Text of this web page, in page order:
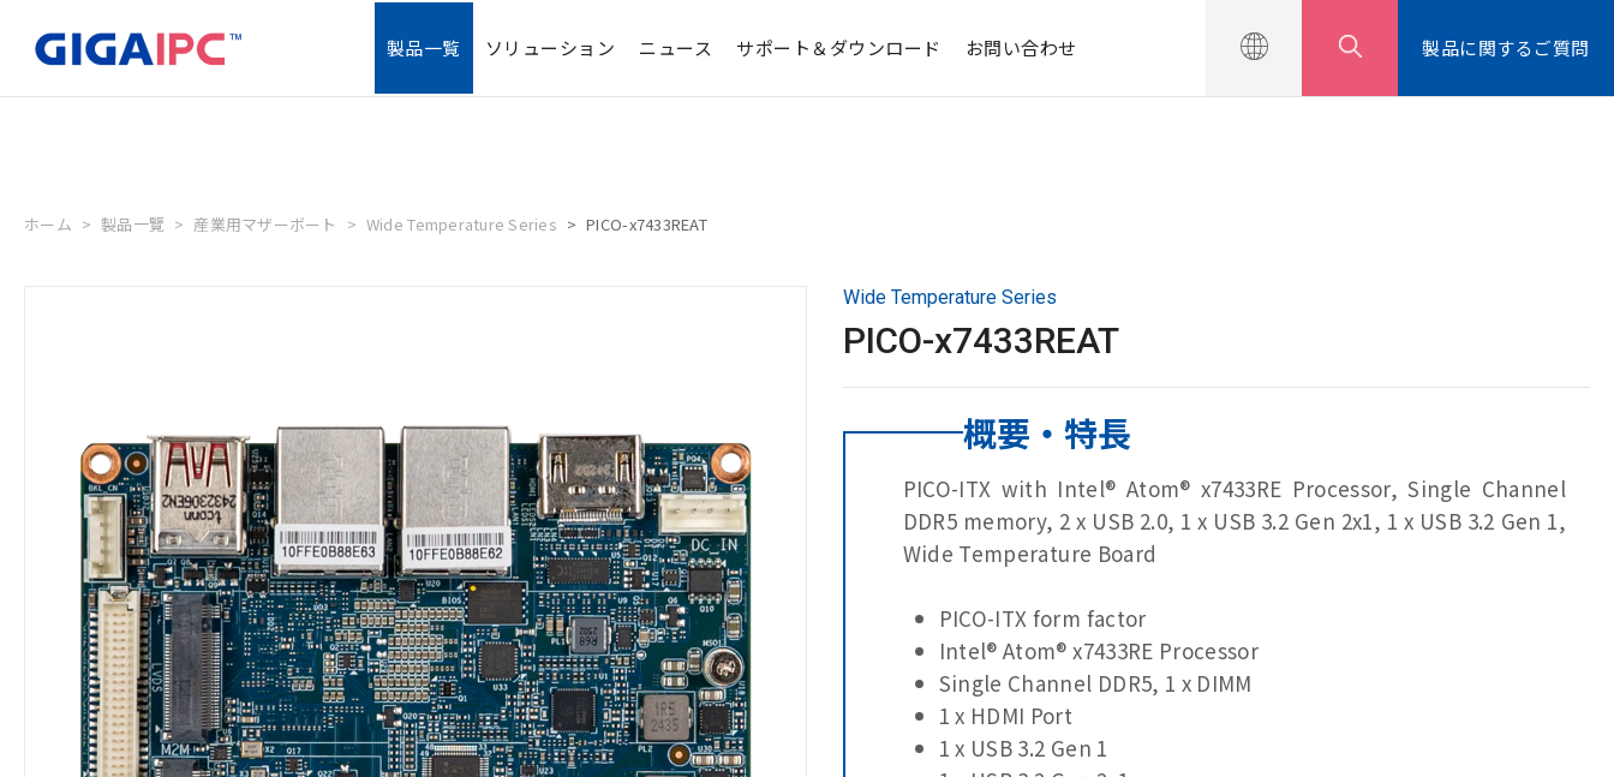
製品一覧 ソリューション ニュース サポート＆ダウンロード お問い合わせ 製品に関するご質問
ホーム 製品一覽 産業用マザーボート Wide Temperature Series PICO-x7433REAT
Wide Temperature Series
PICO-x7433REAT
概要・特長
PICO-ITX with Intel® Atom® x7433RE Processor, Single Channel
DDR5 memory, 2 x USB 2.0, 1 x USB 3.2 Gen 2x1, 1 x USB 3.2 Gen 1,
Wide Temperature Board
PICO-ITX form factor
Intel® Atom® x7433RE Processor
Single Channel DDR5, 1 x DIMM
1 x HDMI Port
1 x USB 3.2 Gen 1